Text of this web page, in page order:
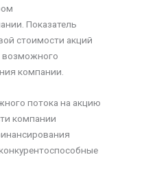
Показатель
стоимости акций
возможного
компании.
потока на акцию
компании